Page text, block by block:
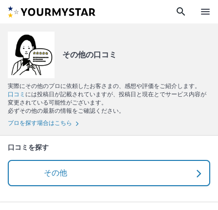
search menu
その他の口コミ
実際にその他のプロに依頼したお客さまの、感想や評価をご紹介します。
口コミ には投稿日が記載されていますが、投稿日と現在とでサービス内容が
変更されている可能性がございます。
必ずその他の最新の情報をご確認ください。
プロを探す場合はこちら
口コミを探す
その他